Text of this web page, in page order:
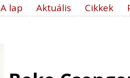
A lap Aktuális Cikkek